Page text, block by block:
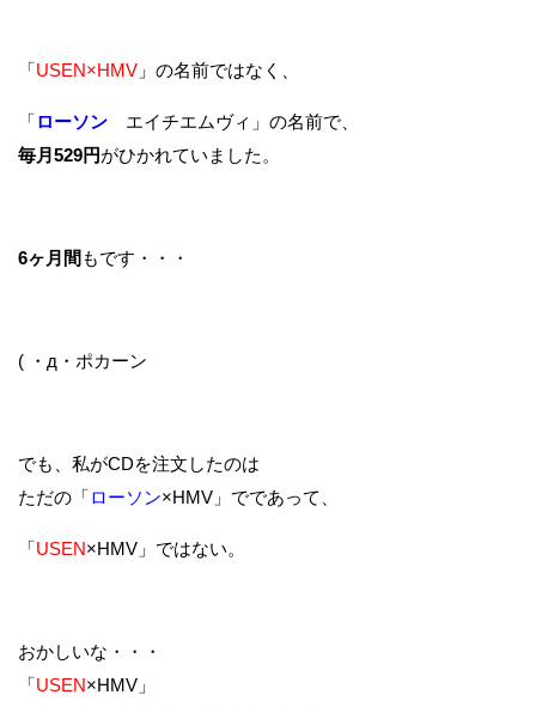
「USEN×HMV 」の名前ではなく、
「ローソン エイチエムヴィ」 の名前で、
毎月529円がひかれていました。
6ヶ月間 もです・・・
( ・д・ポカーン
でも、私がCDを注文したのは
ただの「ローソン×HMV」でであって、
「USEN×HMV」ではない。
おかしいな・・・
「USEN×HMV」